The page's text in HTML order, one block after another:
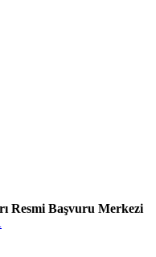
Resmi Başvuru Merkezi